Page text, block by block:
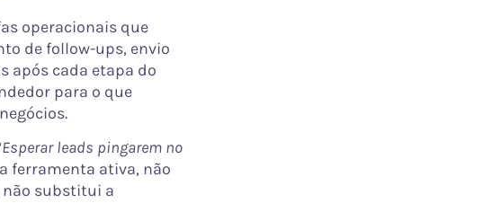
operacionais que
de follow-ups, envio
após cada etapa do
para o que
leads pingarem no
ferramenta ativa, não
não substitui a